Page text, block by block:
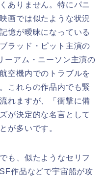
ありません。特にパニ
画では似たような状況
憶が曖昧になっている
ラッド・ピット主演の
ーアム・ニーソン主演の
空機内でのトラブルを
これらの作品内でも緊
れますが、「衝撃に備
が決定的な名言として
が多いです。
も、似たようなセリフ
作品などで宇宙船が攻